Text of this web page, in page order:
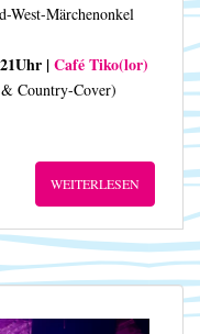
West-Märchenonkel
|Café Tiko(lor)
Country-Cover)
WEITERLESEN